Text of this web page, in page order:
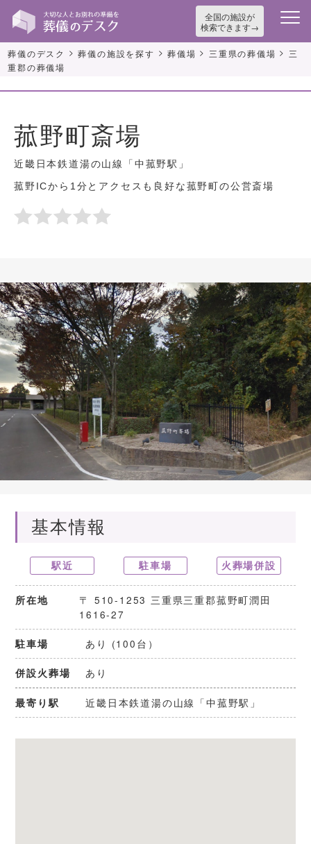
全国の施設が
検索できます
葬儀のデスク >葬儀の施設を探す >葬儀場 > 三重県の葬儀場 > 三
重郡の葬儀場
菰野町斎場
近畿日本鉄道湯の山線「中菰野駅」
菰野ICから1分とアクセスも良好な菰野町の公営斎場
基本情報
駅近 駐車場 火葬場併設
所在地
〒 510-1253 三重県三重郡菰野町潤田
1616-27
駐車場 あり (100台）
併設火葬場 あり
最寄り駅 近畿日本鉄道湯の山線「中菰野駅」